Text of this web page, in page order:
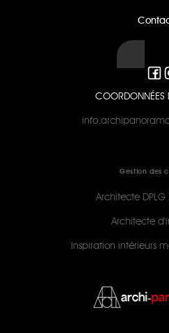
COORDONNÉES
Gestion des
Architecte DPLG
Architecte
Inspiration intérieurs